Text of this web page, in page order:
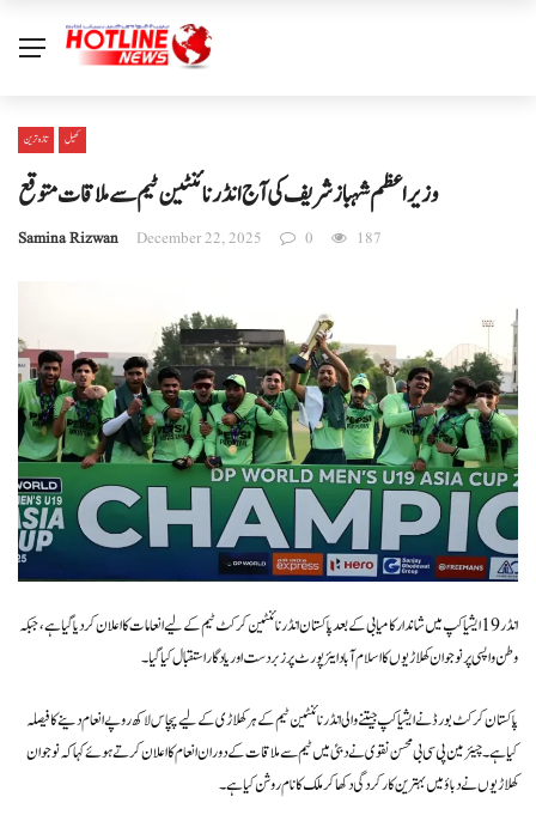
تازہ ترین کھیل
وزیراعظم شہباز شریف کی آج انڈر نائنٹین ٹیم سے ملاقات متوقع
Samina Rizwan December 22, 2025 0 187
انڈر 19 ایشیا کپ میں شاندار کامیابی کے بعد پاکستان انڈر نائنٹین کرکٹ ٹیم کے لیے انعامات کا اعلان کر دیا گیا ہے، جبکہ
وطن واپسی پر نوجوان کھلاڑیوں کا اسلام آباد ایئرپورٹ پر زبردست اور یادگار استقبال کیا گیا۔
پاکستان کرکٹ بورڈ نے ایشیا کپ جیتنے والی انڈر نائنٹین ٹیم کے ہر کھلاڑی کے لیے پچاس لاکھ روپے انعام دینے کا فیصلہ
کیا ہے۔ چیئرمین پی سی بی محسن نقوی نے دبئی میں ٹیم سے ملاقات کے دوران انعام کا اعلان کرتے ہوئے کہا کہ نوجوان
کھلاڑیوں نے دباؤ میں بہترین کارکردگی دکھا کر ملک کا نام روشن کیا ہے۔